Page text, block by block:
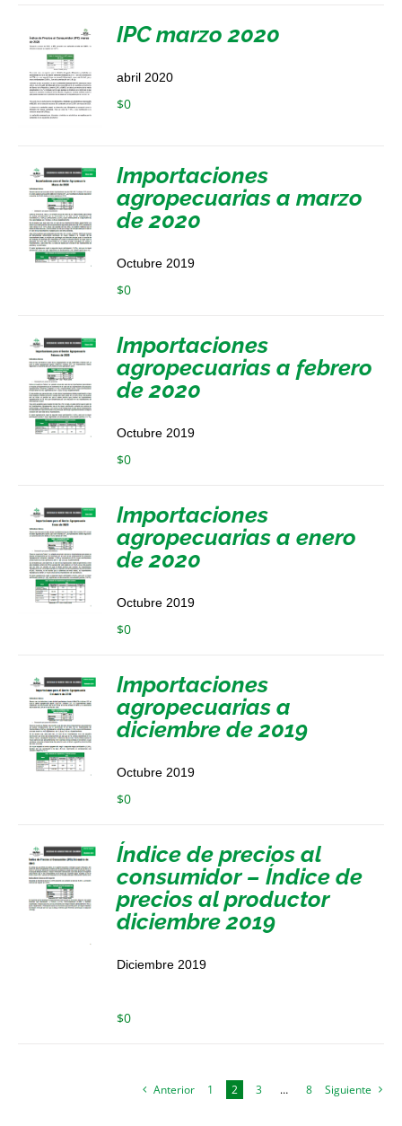
IPC marzo 2020
abril 2020
$0
Importaciones
agropecuarias a marzo
de 2020
Octubre 2019
$0
Importaciones
agropecuarias a febrero
de 2020
Octubre 2019
$0
Importaciones
agropecuarias a enero
de 2020
Octubre 2019
$0
Importaciones
agropecuarias a
diciembre de 2019
Octubre 2019
$0
Índice de precios al
consumidor – Índice de
precios al productor
diciembre 2019
Diciembre 2019
$0
Anterior 1 2 3 … 8 Siguiente